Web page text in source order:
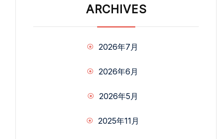
ARCHIVES
2026年7月
2026年6月
2026年5月
2025年11月